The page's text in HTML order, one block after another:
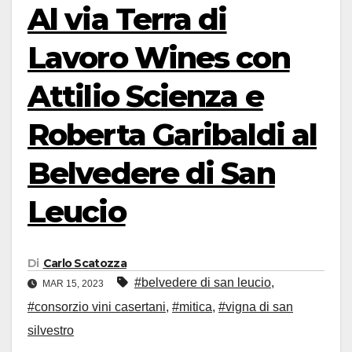
Al via Terra di
Lavoro Wines con
Attilio Scienza e
Roberta Garibaldi al
Belvedere di San
Leucio
Di Carlo Scatozza
MAR 15, 2023 #belvedere di san leucio,
#consorzio vini casertani, #mitica, #vigna di san
silvestro